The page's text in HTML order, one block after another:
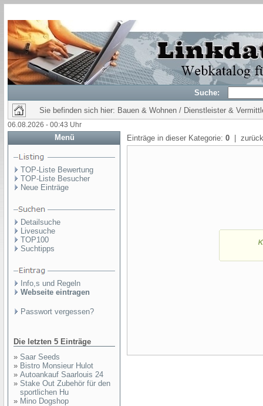
Suche:
Sie befinden sich hier: Bauen & Wohnen / Dienstleister &
06.08.2026 - 00:43 Uhr
Menü
TOP-Liste Bewertung
TOP-Liste Besucher
Neue Einträge
Detailsuche
Livesuche
TOP100
Suchtipps
Info,s und Regeln
Webseite eintragen
Passwort vergessen?
Die letzten 5 Einträge
» Saar Seeds
» Bistro Monsieur Hulot
» Autoankauf Saarlouis 24
» Stake Out Zubehör für den
sportlichen Hu
» Mino Dogshop
Einträge in dieser Kategorie: 0 |